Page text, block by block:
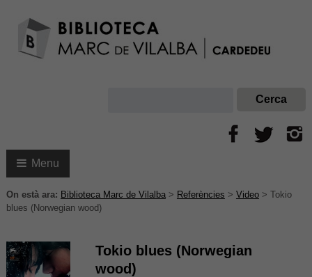
Menu
On està ara: Biblioteca Marc de Vilalba> Referències > Video> Tokio
blues (Norwegian wood)
Tokio blues (Norwegian
wood)